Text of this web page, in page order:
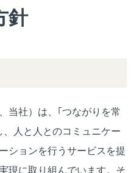
針
当社）は、｢つながりを常
人と人とのコミュニケー
ションを行うサービスを提
現に取り組んでいます。そ